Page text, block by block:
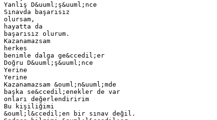
Yanlış D&uuml;ş&uuml;nce
Sınavda başarısız
olursam,
hayatta da
başarısız olurum.
Kazanamazsam
herkes
benimle dalga ge&ccedil;er
Doğru D&uuml;ş&uuml;nce
Yerine
Yerine
Kazanamazsam &ouml;n&uuml;mde
başka se&ccedil;enekler de var
onları değerlendiririm
Bu kişiliğimi
&ouml;l&ccedil;en bir sınav değil.